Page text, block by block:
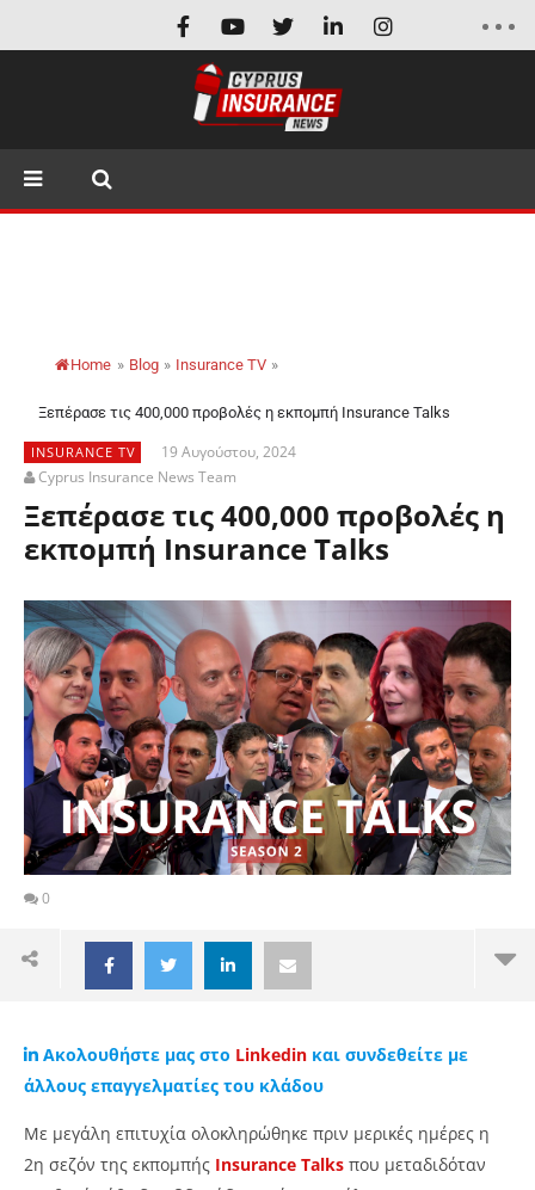
Home » Blog » Insurance TV »
Ξεπέρασε τις 400,000 προβολές η εκπομπή Insurance Talks
INSURANCE TV
19 Αυγούστου, 2024
Cyprus Insurance News Team
Ξεπέρασε τις 400,000 προβολές η
εκπομπή Insurance Talks
0
Ακολουθήστε μας στο Linkedin και συνδεθείτε με
άλλους επαγγελματίες του κλάδου
Με μεγάλη επιτυχία ολοκληρώθηκε πριν μερικές ημέρες η
2η σεζόν της εκπομπής Insurance Talks που μεταδιδόταν